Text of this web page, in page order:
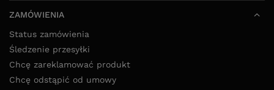
ZAMÓWIENIA
Status zamówienia
Śledzenie przesyłki
Chcę zareklamować produkt
Chcę odstąpić od umowy